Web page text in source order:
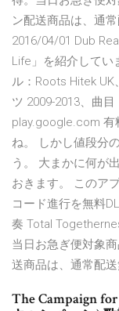
ン配送商品は、通
2016/04/01 Dub
Life」を紹介してい
ル：Roots Hitek
ツ 2009-2013、曲
play.google.com 有
ね。 しかし値段分
う。 大まかに何が
おきます。 このア
コード進行を無料
奏 Total
当日お急ぎ便対象
送商品は、通常配送
The Campaign